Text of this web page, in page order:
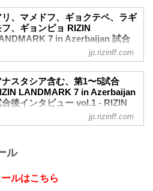
千裕 試合後インタビュー / RIZIN
7 in Azerbaijan
千裕「格闘技界の二刀流、その夢を
鈴木選手の目の前にマイクがあるの
にはなるべく登らないでください
（登ろうとしながら）...
ナショナルジムナスティックアリーナ
て開催されたRIZIN LANDMARK 7 in
の出場選手たちの試合後インタ
ィック・ムサエフ＆武田光司 試合後
タビュー / RIZIN LANDMARK 7 in
フィック・ムサエフ「継続してこうい
ベントが生まれると信じています」
い。
リ、マメドフ、ギョクテペ、ラギ
フ、ギョンピョ RIZIN
7 in Azerbaijan 試合
インタビュー vol.2 - RIZIN
FEDERATION オフィシ
ルサイト
月4日（土）にアゼルバイジャン・バク
ナショナルジムナスティックアリーナ
開催されたRIZIN LANDMARK 7 in
の出場選手たちの試合後インタ
後インタビュー Vol.2 / RIZIN
jp.rizinff.com
ナスタシア含む、第1〜5試合
LANDMARK 7 in Azerbaijan
合後インタビュー vol.1 - RIZIN
FEDERATION オフィシ
ルサイト
ナショナルジムナスティックアリーナ
の出場選手たちの試合後インタ
ューを公開！
jp.rizinff.com
ル
ルはこちら